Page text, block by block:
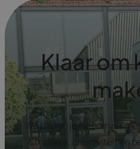
Klaar om
We blazen je niet omver
strategie, creativiteit en